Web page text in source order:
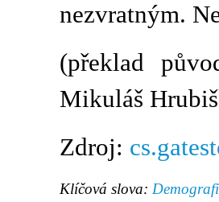
nezvratným.
(překlad
Mikuláš
Zdroj:
Klíčová slova: